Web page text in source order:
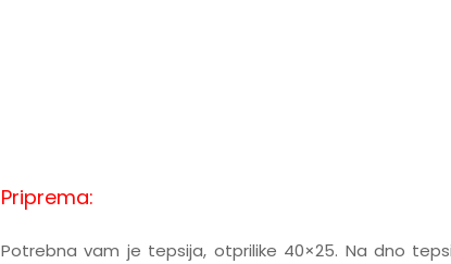
Priprema:
Potrebna vam je tepsija, otprilike 40×25. Na dno